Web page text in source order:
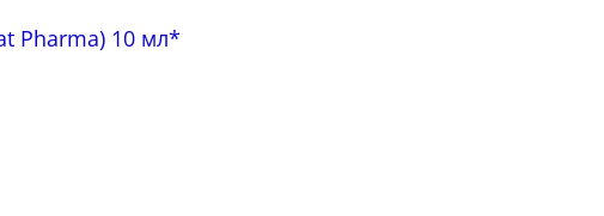
Pharma) 10 мл*